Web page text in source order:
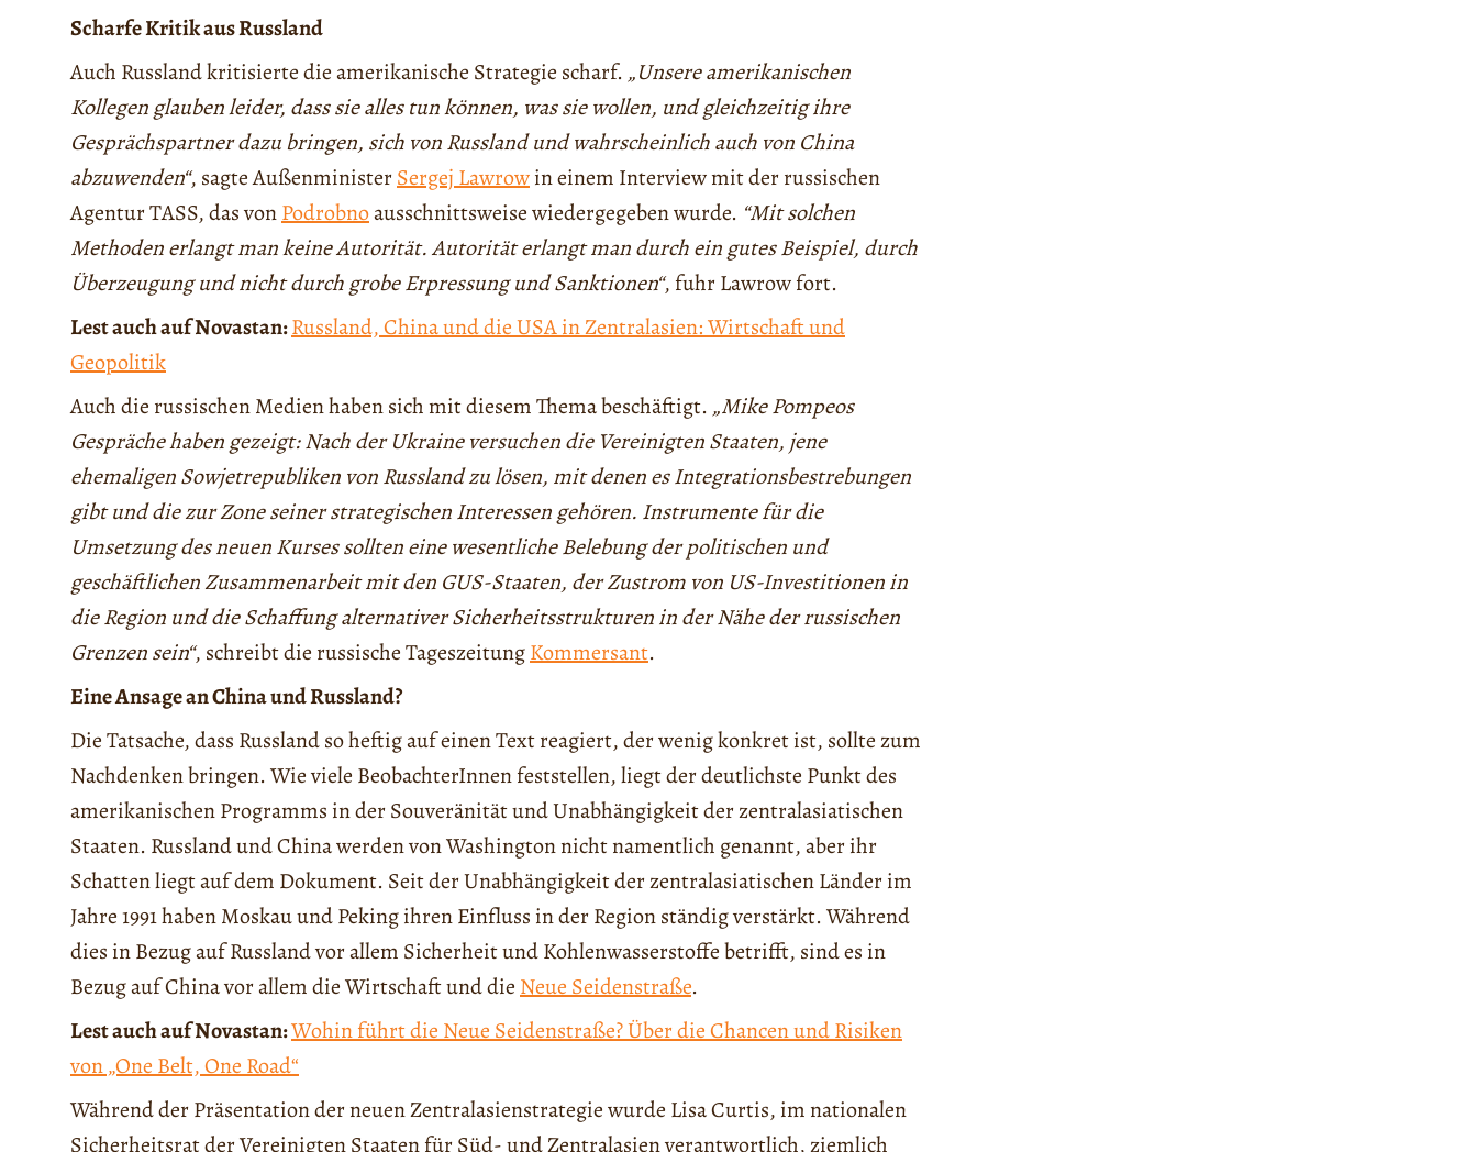
Scharfe Kritik aus Russland
Auch Russland kritisierte die amerikanische Strategie scharf. „Unsere amerikanischen
Kollegen glauben leider, dass sie alles tun können, was sie wollen, und gleichzeitig ihre
Gesprächspartner dazu bringen, sich von Russland und wahrscheinlich auch von China
abzuwenden“, sagte AußenministerSergej Lawrowin einem Interview mit der russischen
Agentur TASS, das vonPodrobnoausschnittsweise wiedergegeben wurde. “Mit solchen
Methoden erlangt man keine Autorität. Autorität erlangt man durch ein gutes Beispiel, durch
Überzeugung und nicht durch grobe Erpressung und Sanktionen“, fuhr Lawrow fort.
Lest auch auf Novastan:Russland, China und die USA in Zentralasien: Wirtschaft und
Geopolitik
Auch die russischen Medien haben sich mit diesem Thema beschäftigt. „Mike Pompeos
Gespräche haben gezeigt: Nach der Ukraine versuchen die Vereinigten Staaten, jene
ehemaligen Sowjetrepubliken von Russland zu lösen, mit denen es Integrationsbestrebungen
gibt und die zur Zone seiner strategischen Interessen gehören. Instrumente für die
Umsetzung des neuen Kurses sollten eine wesentliche Belebung der politischen und
geschäftlichen Zusammenarbeit mit den GUS-Staaten, der Zustrom von US-Investitionen in
die Region und die Schaffung alternativer Sicherheitsstrukturen in der Nähe der russischen
Grenzen sein“, schreibt die russische TageszeitungKommersant.
Eine Ansage an China und Russland?
Die Tatsache, dass Russland so heftig auf einen Text reagiert, der wenig konkret ist, sollte zum
Nachdenken bringen. Wie viele BeobachterInnen feststellen, liegt der deutlichste Punkt des
amerikanischen Programms in der Souveränität und Unabhängigkeit der zentralasiatischen
Staaten. Russland und China werden von Washington nicht namentlich genannt, aber ihr
Schatten liegt auf dem Dokument. Seit der Unabhängigkeit der zentralasiatischen Länder im
Jahre 1991 haben Moskau und Peking ihren Einfluss in der Region ständig verstärkt. Während
dies in Bezug auf Russland vor allem Sicherheit und Kohlenwasserstoffe betrifft, sind es in
Bezug auf China vor allem die Wirtschaft und die Neue Seidenstraße.
Lest auch auf Novastan:Wohin führt die Neue Seidenstraße? Über die Chancen und Risiken
von „One Belt, One Road“
Während der Präsentation der neuen Zentralasienstrategie wurde Lisa Curtis, im nationalen
Sicherheitsrat der Vereinigten Staaten für Süd- und Zentralasien verantwortlich, ziemlich